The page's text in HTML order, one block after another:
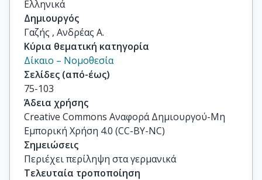
Ελληνικά
Δημιουργός
Γαζής , Ανδρέας Α.
Κύρια θεματική κατηγορία
Δίκαιο – Νομοθεσία
Σελίδες (από-έως)
75-103
Άδεια χρήσης
Creative Commons Αναφορά Δημιουργού-Μη
Εμπορική Χρήση 4.0 (CC-BY-NC)
Σημειώσεις
Περιέχει περίληψη στα γερμανικά
Τελευταία τροποποίηση